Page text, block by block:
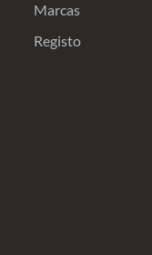
Marcas
Registo